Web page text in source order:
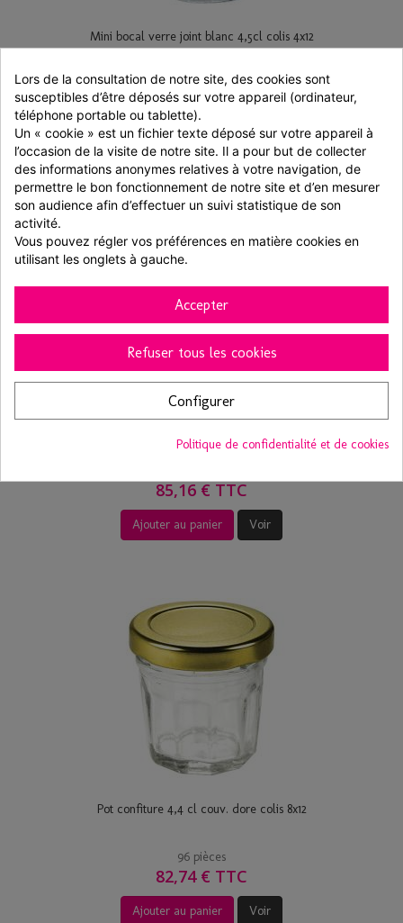
Mini bocal verre joint blanc 4,5cl colis 4x12
48 pièces
71,11 € TTC
Ajouter au panier Voir
Petit bocal verre joint blanc 6,5cl colis...
85,16 € TTC
Ajouter au panier Voir
Pot confiture 4,4 cl couv. dore colis 8x12
96 pièces
82,74 € TTC
Ajouter au panier Voir
Lors de la consultation de notre site, des cookies sont
susceptibles d’être déposés sur votre appareil (ordinateur,
téléphone portable ou tablette).
Un « cookie » est un fichier texte déposé sur votre appareil à
l’occasion de la visite de notre site. Il a pour but de collecter
des informations anonymes relatives à votre navigation, de
permettre le bon fonctionnement de notre site et d’en mesurer
son audience afin d’effectuer un suivi statistique de son
activité.
Vous pouvez régler vos préférences en matière cookies en
utilisant les onglets à gauche.
Accepter
Refuser tous les cookies
Configurer
Politique de confidentialité et de cookies